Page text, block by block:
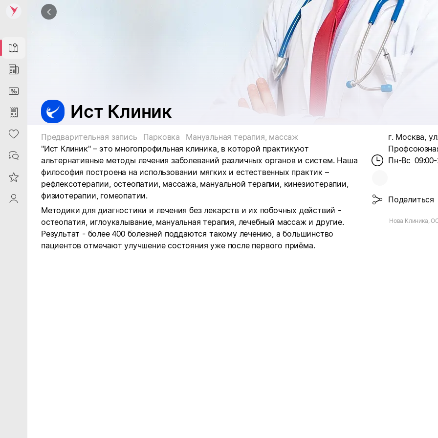
Map
News
DiscountCard
Purchases
Heart
Contacts
Reviews
ProfileSaby
Ист Клиник
Предварительная запись Парковка
Мануальная терапия, массаж
"Ист Клиник" – это многопрофильная клиника, в которой практикуют
альтернативные методы лечения заболеваний различных органов и систем. Наша
философия построена на использовании мягких и естественных практик –
рефлексотерапии, остеопатии, массажа, мануальной терапии, кинезиотерапии,
физиотерапии, гомеопатии.
Методики для диагностики и лечения без лекарств и их побочных действий -
остеопатия, иглоукалывание, мануальная терапия, лечебный массаж и другие.
Результат - более 400 болезней поддаются такому лечению, а большинство
пациентов отмечают улучшение состояния уже после первого приёма.
г. Москва,
Пн-Вс
Поделиться
Нова Клиника,